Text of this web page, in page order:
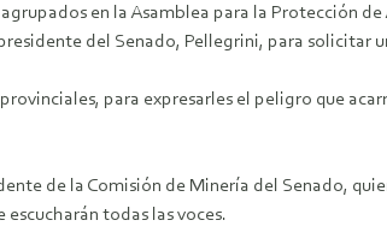
en la Asamblea para la Protección de
del Senado, Pellegrini, para solicitar
para expresarles el peligro que
de la Comisión de Minería del Senado,
todas las voces.